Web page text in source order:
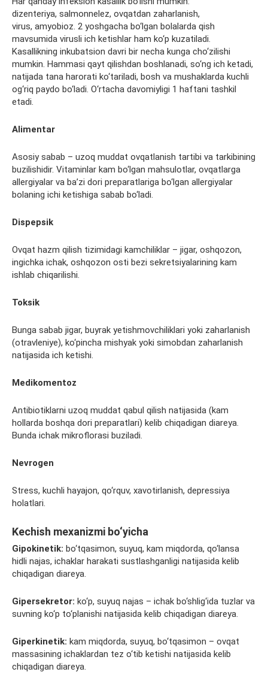
dizenteriya, salmonnelez, ovqatdan zaharlanish,
virus, amyobioz. 2 yoshgacha bo‘lgan bolalarda qish
mavsumida virusli ich ketishlar ham ko‘p kuzatiladi.
Kasallikning inkubatsion davri bir necha kunga cho‘zilishi
mumkin. Hammasi qayt qilishdan boshlanadi, so‘ng ich ketadi,
natijada tana harorati ko‘tariladi, bosh va mushaklarda kuchli
og‘riq paydo bo‘ladi. O‘rtacha davomiyligi 1 haftani tashkil
etadi.
Alimentar
Asosiy sabab – uzoq muddat ovqatlanish tartibi va tarkibining
buzilishidir. Vitaminlar kam bo‘lgan mahsulotlar, ovqatlarga
allergiyalar va ba’zi dori preparatlariga bo‘lgan allergiyalar
bolaning ichi ketishiga sabab bo‘ladi.
Dispepsik
Ovqat hazm qilish tizimidagi kamchiliklar – jigar, oshqozon,
ingichka ichak, oshqozon osti bezi sekretsiyalarining kam
ishlab chiqarilishi.
Toksik
Bunga sabab jigar, buyrak yetishmovchiliklari yoki zaharlanish
(otravleniye), ko‘pincha mishyak yoki simobdan zaharlanish
natijasida ich ketishi.
Medikomentoz
Antibiotiklarni uzoq muddat qabul qilish natijasida (kam
hollarda boshqa dori preparatlari) kelib chiqadigan diareya.
Bunda ichak mikroflorasi buziladi.
Nevrogen
Stress, kuchli hayajon, qo‘rquv, xavotirlanish, depressiya
holatlari.
Kechish mexanizmi bo‘yicha
Gipokinetik: bo‘tqasimon, suyuq, kam miqdorda, qo‘lansa
hidli najas, ichaklar harakati sustlashganligi natijasida kelib
chiqadigan diareya.
Gipersekretor: ko‘p, suyuq najas – ichak bo‘shlig‘ida tuzlar va
suvning ko‘p to‘planishi natijasida kelib chiqadigan diareya.
Giperkinetik: kam miqdorda, suyuq, bo‘tqasimon – ovqat
massasining ichaklardan tez o‘tib ketishi natijasida kelib
chiqadigan diareya.